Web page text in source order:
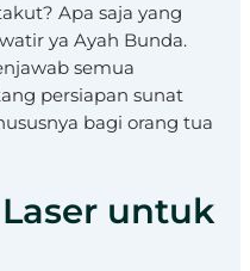
Apa saja yang
ya Ayah Bunda.
semua
persiapan sunat
bagi orang tua
untuk